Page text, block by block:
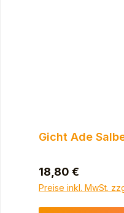
Gicht Ade
Regulärer Preis:
18,80 €
Preise inkl. MwSt.